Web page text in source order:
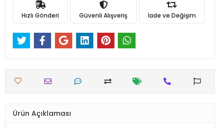
Hızlı Gönderi Güvenli Alışveriş İade ve Değişim
Ürün Açıklaması